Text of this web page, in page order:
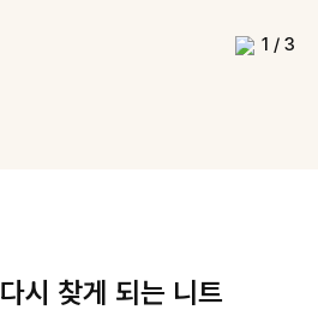
1 / 3
다시 찾게 되는 니트